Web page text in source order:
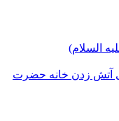
السلام)
آتش زدن خانه حضرت